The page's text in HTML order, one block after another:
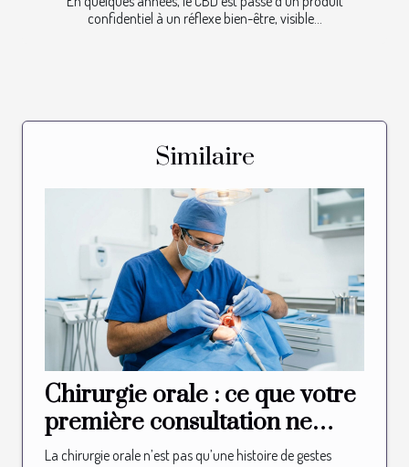
confidentiel à un réflexe bien-être, visible...
Similaire
Chirurgie orale : ce que votre
première consultation ne
vous révélera jamais
La chirurgie orale n’est pas qu’une histoire de gestes